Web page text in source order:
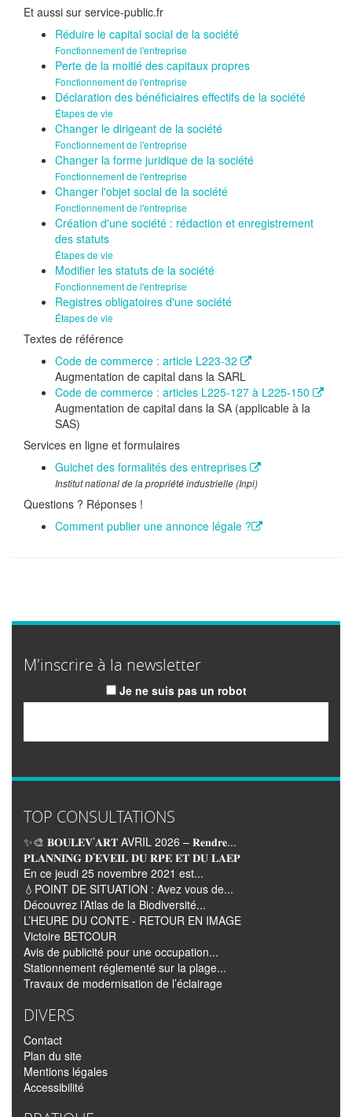
Et aussi sur service-public.fr
Réduire le capital social de la société
Fonctionnement de l'entreprise
Perte de la moitié des capitaux propres
Fonctionnement de l'entreprise
Déclaration des bénéficiaires effectifs de la société
Étapes de vie
Changer le dirigeant de la société
Fonctionnement de l'entreprise
Changer la forme juridique de la société
Fonctionnement de l'entreprise
Changer l'objet social de la société
Fonctionnement de l'entreprise
Création d'une société : rédaction et enregistrement
des statuts
Étapes de vie
Modifier les statuts de la société
Fonctionnement de l'entreprise
Registres obligatoires d'une société
Étapes de vie
Textes de référence
Code de commerce : article L223-32
Augmentation de capital dans la SARL
Code de commerce : articles L225-127 à L225-150
Augmentation de capital dans la SA (applicable à la
SAS)
Services en ligne et formulaires
Guichet des formalités des entreprises
Institut national de la propriété industrielle (Inpi)
Questions ? Réponses !
Comment publier une annonce légale ?
M'inscrire à la newsletter
Je ne suis pas un robot
TOP CONSULTATIONS
✨🎨 𝐁𝐎𝐔𝐋𝐄𝐕’𝐀𝐑𝐓 AVRIL 2026 – 𝐑𝐞𝐧𝐝𝐫𝐞...
𝐏𝐋𝐀𝐍𝐍𝐈𝐍𝐆 𝐃’𝐄𝐕𝐄𝐈𝐋 𝐃𝐔 𝐑𝐏𝐄 𝐄𝐓 𝐃𝐔 𝐋𝐀𝐄𝐏
En ce jeudi 25 novembre 2021 est...
💧POINT DE SITUATION : Avez vous de...
Découvrez l’Atlas de la Biodiversité...
L’HEURE DU CONTE - RETOUR EN IMAGE
Victoire BETCOUR
Avis de publicité pour une occupation...
Stationnement réglementé sur la plage...
Travaux de modernisation de l’éclairage
DIVERS
Contact
Plan du site
Mentions légales
Accessibilité